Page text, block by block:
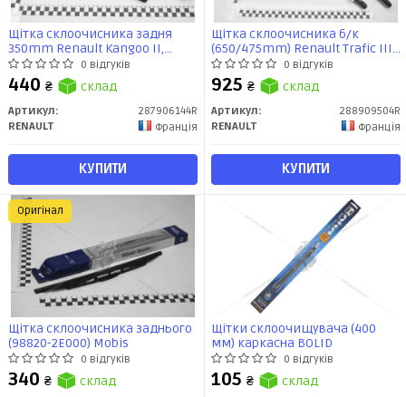
Щітка склоочисника задня
350mm Renault Kangoo II,
Laguna III (Renault) Renault
0 відгуків
440 ₴ склад
Артикул:
287906144R
RENAULT
Франція
КУПИТИ
Щітка склоочисника б/к
(650/475mm) Renault Trafic III
2014- (Renault) Renault
0 відгуків
925 ₴ склад
Артикул:
288909504R
RENAULT
Франція
КУПИТИ
Щітка склоочисника заднього
(98820-2E000) Mobis
0 відгуків
340 ₴ склад
Оригінал
Щітки склоочищувача (400
мм) каркасна BOLID
0 відгуків
105 ₴ склад